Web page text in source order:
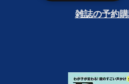
雑誌の予約